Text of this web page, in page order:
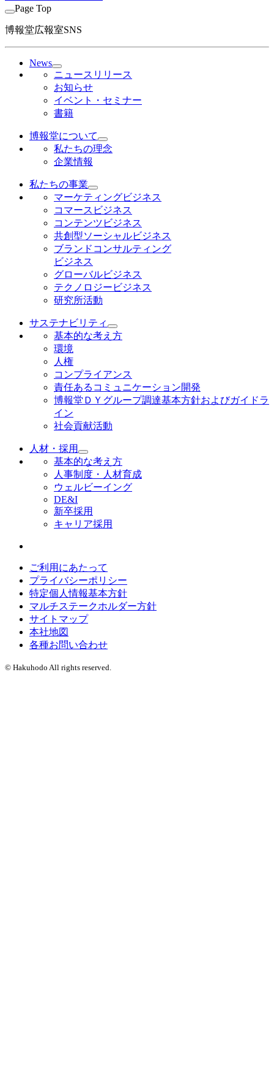
Page Top
博報堂広報室SNS
News
ニュースリリース
お知らせ
イベント・セミナー
書籍
博報堂について
私たちの理念
企業情報
私たちの事業
マーケティングビジネス
コマースビジネス
コンテンツビジネス
共創型ソーシャルビジネス
ブランドコンサルティング
ビジネス
グローバルビジネス
テクノロジービジネス
研究所活動
サステナビリティ
基本的な考え方
環境
人権
コンプライアンス
責任あるコミュニケーション開発
博報堂ＤＹグループ調達基本方針およびガイドラ
イン
社会貢献活動
人材・採用
基本的な考え方
人事制度・人材育成
ウェルビーイング
DE&I
新卒採用
キャリア採用
ご利用にあたって
プライバシーポリシー
特定個人情報基本方針
マルチステークホルダー方針
サイトマップ
本社地図
各種お問い合わせ
© Hakuhodo All rights reserved.